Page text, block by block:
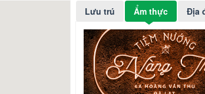
Lưu trú Ẩm thực Địa